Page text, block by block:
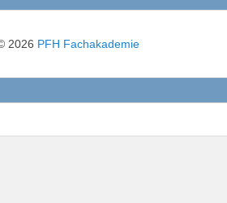
2026 PFH Fachakademie